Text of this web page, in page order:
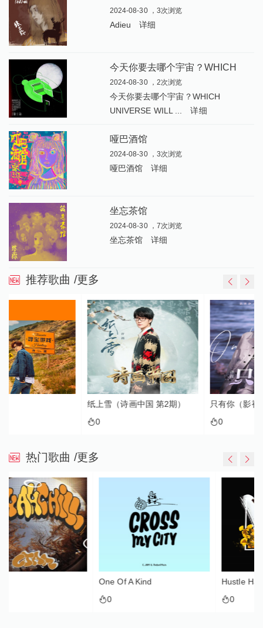
2024-08-30 ，3次浏览
Adieu 详细
2024-08-30 ，2次浏览
今天你要去哪个宇宙？WHICH
UNIVERSE WILL ...
详细
哑巴酒馆
2024-08-30 ，3次浏览
哑巴酒馆 详细
坐忘茶馆
2024-08-30 ，7次浏览
坐忘茶馆 详细
推荐歌曲 /更多
纸上雪（诗画中国 第2期）
只有你（影视剧《鱼生知有你》主题曲）
热门歌曲 /更多
Hustle Hard